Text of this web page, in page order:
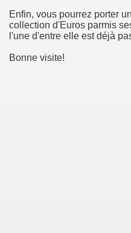
Enfin, vous pourrez porter
collection d'Euros parmis
l'une d'entre elle est déjà
Bonne visite!